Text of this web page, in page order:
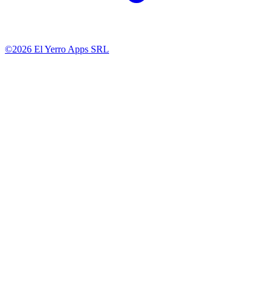
©2026 El Yerro Apps SRL